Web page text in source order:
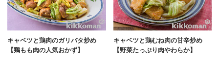
キャベツと鶏肉のガリバタ炒め
【鶏もも肉の人気おかず】
キャベツと鶏むね肉の甘辛炒め
【野菜たっぷり肉やわらか】